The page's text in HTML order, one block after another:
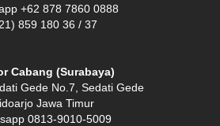
+62 878 7860 0888
859 180 36 / 37
Cabang (Surabaya)
Gede No.7, Sedati Gede
Jawa Timur
0813-9010-5009